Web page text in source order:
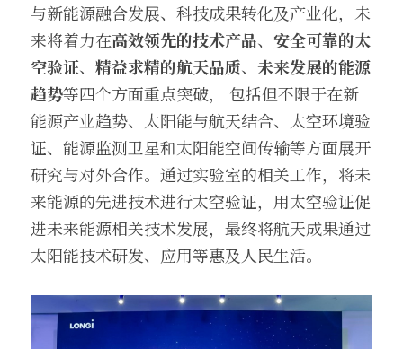
与新能源融合发展、科技成果转化及产业化，未
来将着力在高效领先的技术产品、 安全可靠的太
空验证、 精益求精的航天品质、 未来发展的能源
趋势等四个方面重点突破， 包括但不限于在新
能源产业趋势、太阳能与航天结合、太空环境验
证、能源监测卫星和太阳能空间传输等方面展开
研究与对外合作。通过实验室的相关工作，将未
来能源的先进技术进行太空验证，用太空验证促
进未来能源相关技术发展，最终将航天成果通过
太阳能技术研发、应用等惠及人民生活。